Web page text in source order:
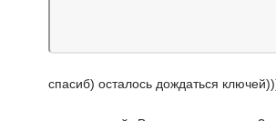
спасиб) осталось дождаться